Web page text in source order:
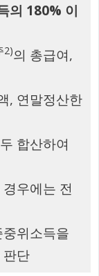
의 180% 이
2)의 총급여,
, 연말정산한
합산하여
우에는 전
위소득을
단